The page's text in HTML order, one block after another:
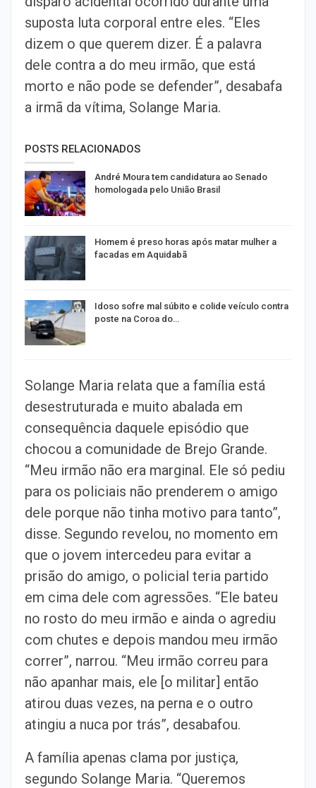
suposta luta corporal entre eles. “Eles
dizem o que querem dizer. É a palavra
dele contra a do meu irmão, que está
morto e não pode se defender”, desabafa
a irmã da vítima, Solange Maria.
POSTS RELACIONADOS
André Moura tem candidatura ao Senado
homologada pelo União Brasil
Homem é preso horas após matar mulher a
facadas em Aquidabã
Idoso sofre mal súbito e colide veículo contra
poste na Coroa do…
Solange Maria relata que a família está
desestruturada e muito abalada em
consequência daquele episódio que
chocou a comunidade de Brejo Grande.
“Meu irmão não era marginal. Ele só pediu
para os policiais não prenderem o amigo
dele porque não tinha motivo para tanto”,
disse. Segundo revelou, no momento em
que o jovem intercedeu para evitar a
prisão do amigo, o policial teria partido
em cima dele com agressões. “Ele bateu
no rosto do meu irmão e ainda o agrediu
com chutes e depois mandou meu irmão
correr”, narrou. “Meu irmão correu para
não apanhar mais, ele [o militar] então
atirou duas vezes, na perna e o outro
atingiu a nuca por trás”, desabafou.
A família apenas clama por justiça,
segundo Solange Maria. “Queremos